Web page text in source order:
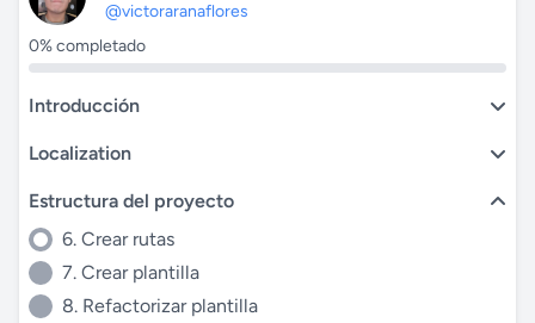
@victoraranaflores
0% completado
Introducción
Localization
Estructura del proyecto
6. Crear rutas
7. Crear plantilla
8. Refactorizar plantilla